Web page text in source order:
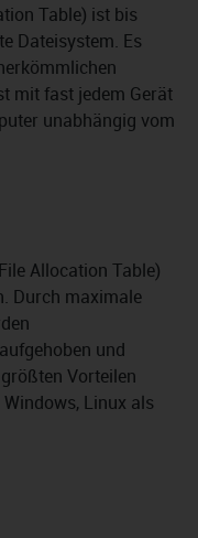
Table) ist bis
Dateisystem. Es
mit fast jedem Gerät
unabhängig vom
Allocation Table)
Durch maximale
und
Vorteilen
Linux als